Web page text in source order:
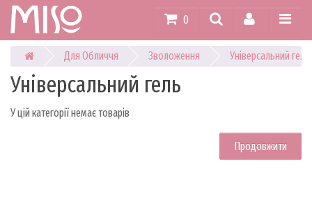
0
Для Обличчя Зволоження Універсальний гель
Універсальний гель
У цій категорії немає товарів
Продовжити